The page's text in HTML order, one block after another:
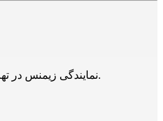
نمایندگی زیمنس در تهران انجام تعمیر یخچال ساید بای ساید زیمنس در تهران تعمیرات، رفع خطا و اعزام تعمیرکار و اعزام سرویسکار تعمیر یخچال ساید بای ساید زیمنس 24 ساعته انجام می شود.